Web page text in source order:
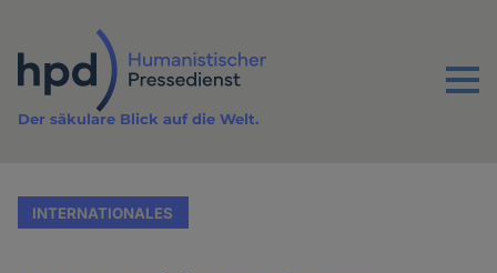
Inhalt
Menu
Der säkulare Blick auf die Welt.
INTERNATIONALES